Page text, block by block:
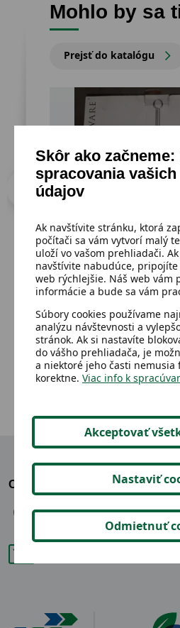
Mohlo by sa
Prejsť do katalógu
Dostupný
Sklenený etažér,3
Detail
OZVITE SA NÁM
+421 904 865 914
Skôr ako
spracovania
údajov
Ak navštívite stránku, ktorá
počítači sa vám vytvorí malý
uloží vo vašom prehliadači.
navštívite nabudúce, pripojíte
web rýchlejšie. Náš web vám
informácie a bude sa vám
Súbory cookies používame
analýzu návštevnosti a
stránok. Ak si nastavíte
do vášho prehliadača, je
a niektoré jeho časti
korektne. Viac info k
Akceptovať
Nastaviť
Odmietnuť